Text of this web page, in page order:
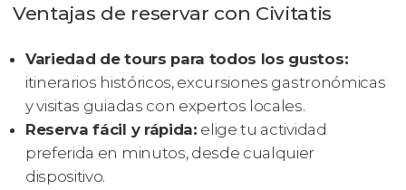
Ventajas de reservar con Civitatis
Variedad de tours para todos los gustos:
itinerarios históricos, excursiones gastronómicas
y visitas guiadas con expertos locales.
Reserva fácil y rápida: elige tu actividad
preferida en minutos, desde cualquier
dispositivo.